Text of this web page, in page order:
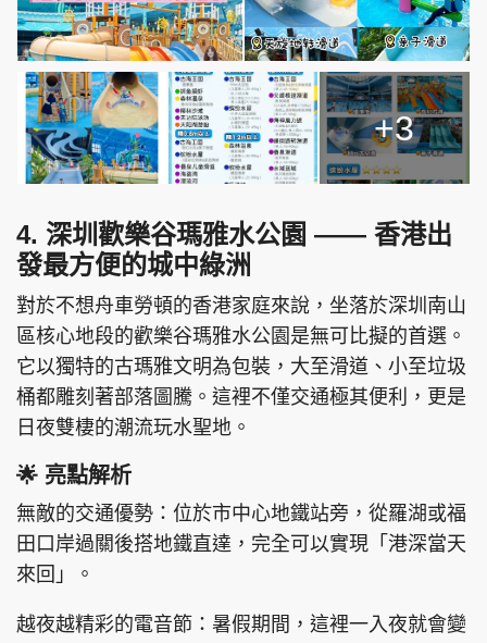
+3
4. 深圳歡樂谷瑪雅水公園 —— 香港出
發最方便的城中綠洲
對於不想舟車勞頓的香港家庭來說，坐落於深圳南山
區核心地段的歡樂谷瑪雅水公園是無可比擬的首選。
它以獨特的古瑪雅文明為包裝，大至滑道、小至垃圾
桶都雕刻著部落圖騰。這裡不僅交通極其便利，更是
日夜雙棲的潮流玩水聖地。
🌟 亮點解析
無敵的交通優勢：位於市中心地鐵站旁，從羅湖或福
田口岸過關後搭地鐵直達，完全可以實現「港深當天
來回」。
越夜越精彩的電音節：暑假期間，這裡一入夜就會變